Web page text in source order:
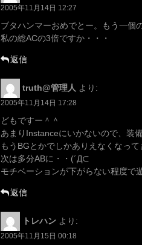
2005年11月14日 12:27
ブタハンマーおめでとー。もう一個
私の総ACの3倍ですか・・・
返信
truth@管理人 より:
2005年11月14日 17:28
どもですー＾＾
あまりInstanceにいかないので、装
もうBGとかでしかありえなくなって
次は多分ABに・・(´Д⊂
モチベーションが下がらない程度で
返信
トレハン より:
2005年11月15日 00:18